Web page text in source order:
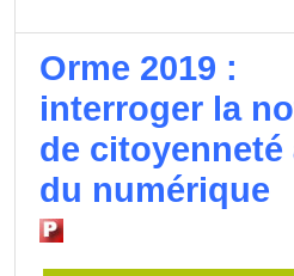
Orme 2019 :
interroger la
de citoyenneté
du numérique